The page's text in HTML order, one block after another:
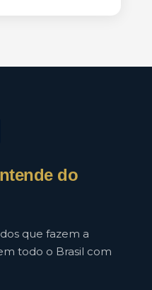
do
que fazem a
todo o Brasil com